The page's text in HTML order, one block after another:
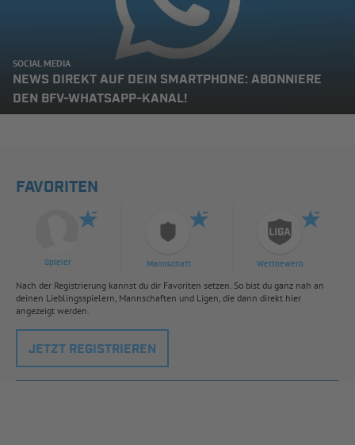
SOCIAL MEDIA
NEWS DIREKT AUF DEIN SMARTPHONE: ABONNIERE
DEN BFV-WHATSAPP-KANAL!
FAVORITEN
Spieler Mannschaft Wettbewerb
Nach der Registrierung kannst du dir Favoriten setzen. So bist du ganz nah an
deinen Lieblingsspielern, Mannschaften und Ligen, die dann direkt hier
angezeigt werden.
JETZT REGISTRIEREN